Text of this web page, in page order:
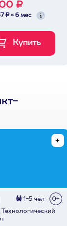
₽
₽ × 6 мес
1-5 чел 0+
Технологический